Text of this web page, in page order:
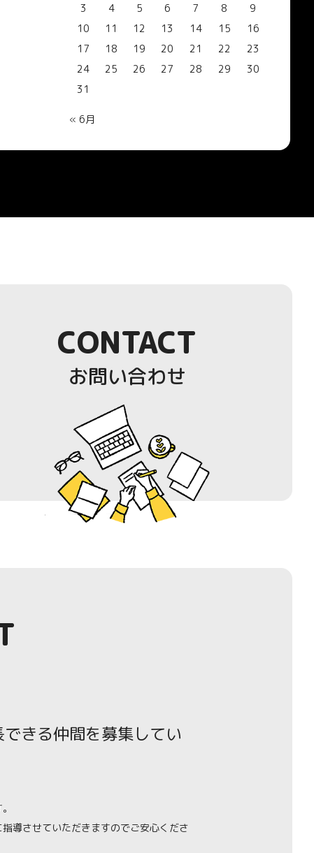
3
4 5 6 7 8
9
10
11 12 13 14 15
16
17
18 19 20 21 22
23
24
25 26 27 28 29
30
31
« 6月
CONTACT
お問い合わせ
きる仲間を募集してい
導させていただきますのでご安心くださ